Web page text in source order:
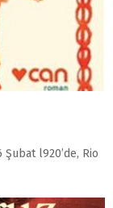
l920’de, Rio